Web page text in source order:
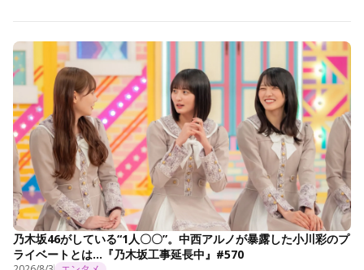
乃木坂46がしている“1人〇〇”。中西アルノが暴露した小川彩のプ
ライベートとは…『乃木坂工事延長中』#570